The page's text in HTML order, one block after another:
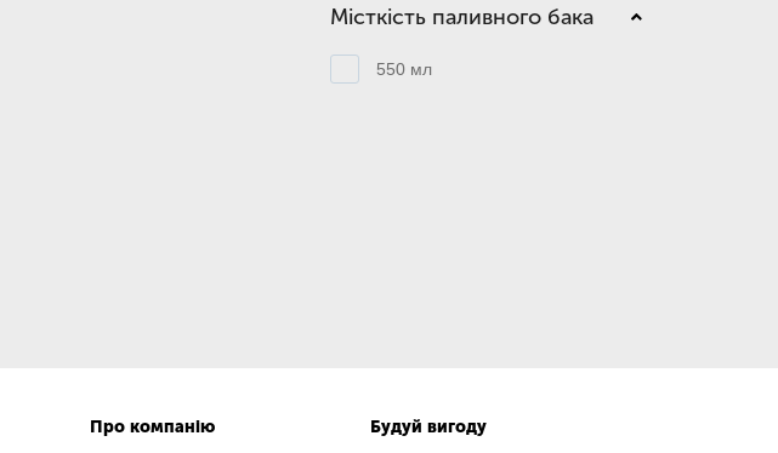
Місткість паливного бака
550 мл
Про компанію
Будуй вигоду